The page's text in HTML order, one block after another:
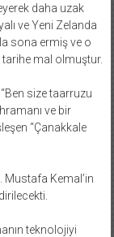
daha uzak
ve Yeni Zelanda
sona ermiş ve o
tarihe mal olmuştur.
size taarruzu
ve bir
“Çanakkale
Mustafa Kemal’in
teknolojiyi